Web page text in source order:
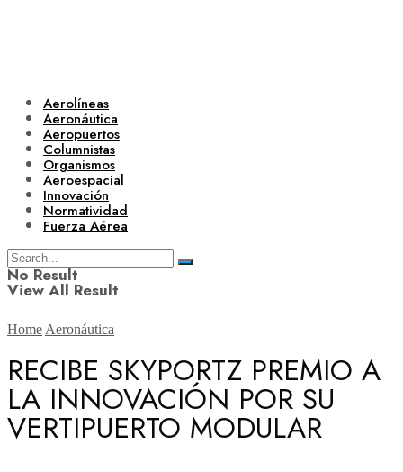
Aerolíneas
Aeronáutica
Aeropuertos
Columnistas
Organismos
Aeroespacial
Innovación
Normatividad
Fuerza Aérea
No Result
View All Result
Aerolíneas
Home Aeronáutica
RECIBE SKYPORTZ PREMIO A
LA INNOVACIÓN POR SU
VERTIPUERTO MODULAR